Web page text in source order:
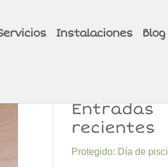
Instalaciones Blog
Entradas
recientes
Protegido: Día de pisci